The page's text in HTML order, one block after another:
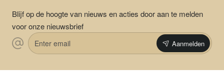
Blijf op de hoogte van nieuws en acties door aan te melden
voor onze nieuwsbrief
Enter
email
Aanmelden